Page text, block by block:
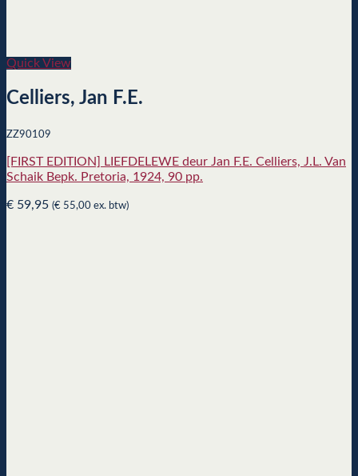
Quick View
Celliers, Jan F.E.
ZZ90109
[FIRST EDITION] LIEFDELEWE deur Jan F.E. Celliers, J.L. Van
Schaik Bepk. Pretoria, 1924, 90 pp.
€ 59,95 (€ 55,00 ex. btw)